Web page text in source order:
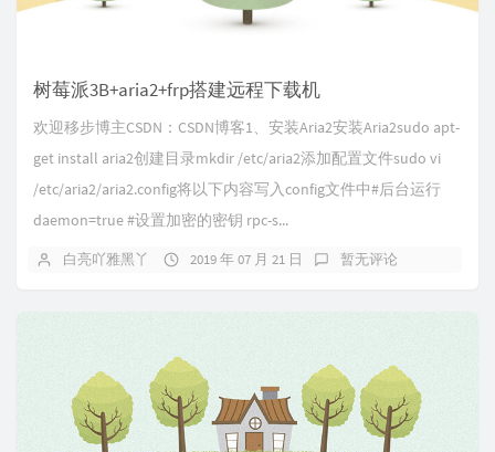
树莓派3B+aria2+frp搭建远程下载机
欢迎移步博主CSDN：CSDN博客1、安装Aria2安装Aria2sudo apt-
get install aria2创建目录mkdir /etc/aria2添加配置文件sudo vi
/etc/aria2/aria2.config将以下内容写入config文件中#后台运行
daemon=true #设置加密的密钥 rpc-s...
白亮吖雅黑丫 2019 年 07 月 21 日 暂无评论